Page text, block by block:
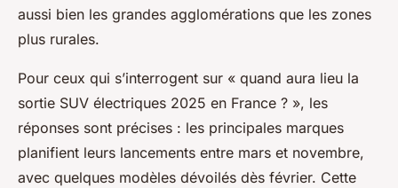
aussi bien les grandes agglomérations que les zones
plus rurales.
Pour ceux qui s’interrogent sur « quand aura lieu la
sortie SUV électriques 2025 en France ? », les
réponses sont précises : les principales marques
planifient leurs lancements entre mars et novembre,
avec quelques modèles dévoilés dès février. Cette